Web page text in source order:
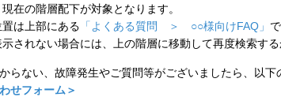
在の階層配下が対象となります。
は上部にある 「よくある質問 ＞ ○○様向けFAQ」
されない場合には、上の階層に移動して再度検索す
らない、故障発生やご質問等がございましたら、以下
せフォーム＞